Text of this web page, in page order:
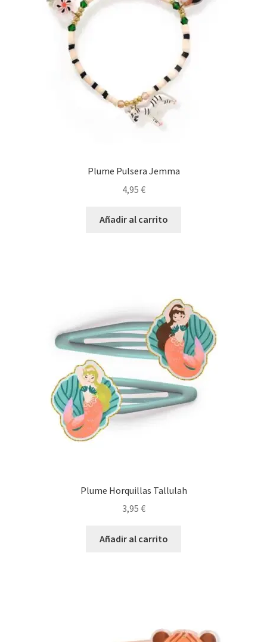
Plume Pulsera Jemma
4,95 €
Añadir al carrito
Plume Horquillas Tallulah
3,95 €
Añadir al carrito